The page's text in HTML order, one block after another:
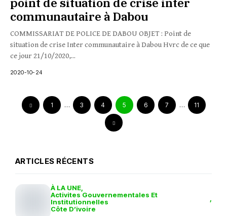
communautaire à Dabou
COMMISSARIAT DE POLICE DE DABOU OBJET : Point de
situation de crise Inter communautaire à Dabou Hvrc de ce que
ce jour 21/10/2020,...
2020-10-24
1 … 3 4 5 6 7 … 11
ARTICLES RÉCENTS
À LA UNE
Activites Gouvernementales Et
Institutionnelles
Côte D’ivoire